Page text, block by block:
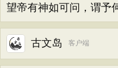
望帝有神如可问，谓予
古文岛 客户端